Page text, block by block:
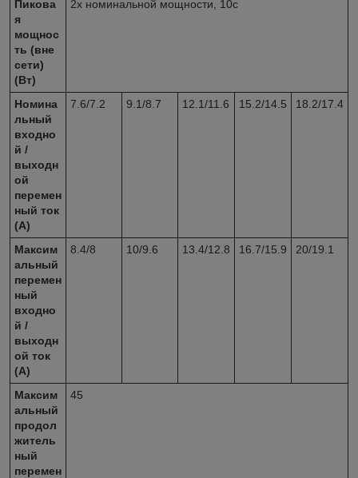
Пикова
я
мощнос
ть (вне
сети)
(Вт)
2х номинальной мощности, 10с
Номина
льный
входно
й /
выходн
ой
перемен
ный ток
(А)
7.6/7.2 9.1/8.7 12.1/11.6 15.2/14.5 18.2/17.4
Максим
альный
перемен
ный
входно
й /
выходн
ой ток
(А)
8.4/8 10/9.6 13.4/12.8 16.7/15.9 20/19.1
Максим
альный
продол
житель
ный
перемен
45